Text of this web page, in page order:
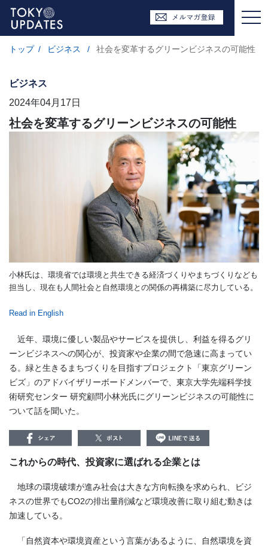
トップ / ビジネス / 社会を変革するグリーンビジネスの可能性
ビジネス
2024年04月17日
社会を変革するグリーンビジネスの可能性
小林氏は、環境省では環境と共生できる経済づくりやまちづくりなども
担当し、現在も人間社会と自然環境との関係の再構築に尽力している。
Read in English
近年、環境に優しい製品やサービスを提供し、利益を得るグリ
ーンビジネスへの関心が、投資家や企業の間で急速に高まってい
る。緑と生きるまちづくりを目指すプロジェクト「東京グリーン
ビズ」のアドバイザリーボードメンバーで、東京大学先端科学技
術研究センター 研究顧問小林光氏にグリーンビジネスの可能性に
ついて話を聞いた。
これからの時代、投資家に選ばれる企業とは
地球の環境破壊が進み社会は大きな方向転換を求められ、ビジ
ネスの世界でもCO2の排出量削減など環境改善に取り組む動きは
加速している。
「自然資本や環境資産という言葉があるように、自然環境を資